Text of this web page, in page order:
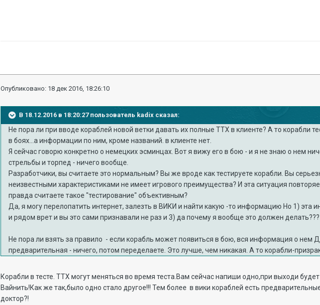
Опубликовано: 18 дек 2016, 18:26:10
В 18.12.2016 в 18:20:27 пользователь kadix сказал:
Не пора ли при вводе кораблей новой ветки давать их полные ТТХ в клиенте? А то корабли
в боях...а информации по ним, кроме названий. в клиенте нет.
Я сейчас говорю конкретно о немецких эсминцах. Вот я вижу его в бою - и я не знаю о нем
стрельбы и торпед - ничего вообще.
Разработчики, вы считаете это нормальным? Вы же вроде как тестируете корабли. Вы
неизвестными характеристиками не имеет игрового преимущества? И эта ситуация
правда считаете такое "тестирование" объективным?
Да, я могу перелопатить интернет, залезть в ВИКИ и найти какую -то информацию Но 1)
и рядом врет и вы это сами признавали не раз и 3) да почему я вообще это должен делать???
Не пора ли взять за правило - если корабль может появиться в бою, вся информация о нем
предварительная - ничего, потом переделаете. Это лучше, чем никакая. А то корабли-
Корабли в тесте. ТТХ могут меняться во время теста.Вам сейчас напиши одно,при выходи
Вайнить!Как же так,было одно стало другое!!! Тем более в вики кораблей есть
доктор?!